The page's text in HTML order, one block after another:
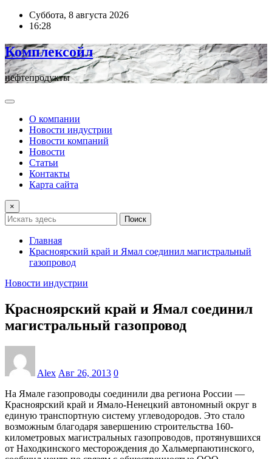
ПерейтиСуббота, 8 августа 2026
16:28
Комплексойл
нефтепродукты
О компании
Новости индустрии
Новости компаний
Новости
Статьи
Контакты
Карта сайта
×
Поиск
Главная
Красноярский край и Ямал соединил магистральный
газопровод
Новости индустрии
Красноярский край и Ямал соединил
магистральный газопровод
Alex Авг 26, 2013 0
На Ямале газопроводы соединили два региона России —
Красноярский край и Ямало-Ненецкий автономный округ в
единую транспортную систему углеводородов. Это стало
возможным благодаря завершению строительства 160-
километровых магистральных газопроводов, протянувшихся
от Находкинского месторождения до Хальмерпаютинского,